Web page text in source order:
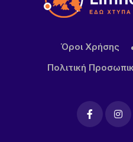
Όροι Χρήσης
Πολιτική